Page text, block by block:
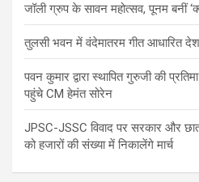
जॉली ग्रुप के सावन महोत्सव, पूनम बनीं
तुलसी भवन में वंदेमातरम गीत आधारित
पवन कुमार द्वारा स्थापित गुरुजी की
पहुंचे CM हेमंत सोरेन
JPSC-JSSC विवाद पर सरकार और
को हजारों की संख्या में निकालेंगे मार्च